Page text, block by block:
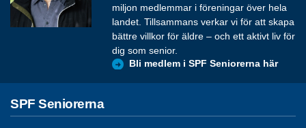
miljon medlemmar i föreningar över hela
landet. Tillsammans verkar vi för att skapa
bättre villkor för äldre – och ett aktivt liv för
dig som senior.
Bli medlem i SPF Seniorerna här
SPF Seniorerna